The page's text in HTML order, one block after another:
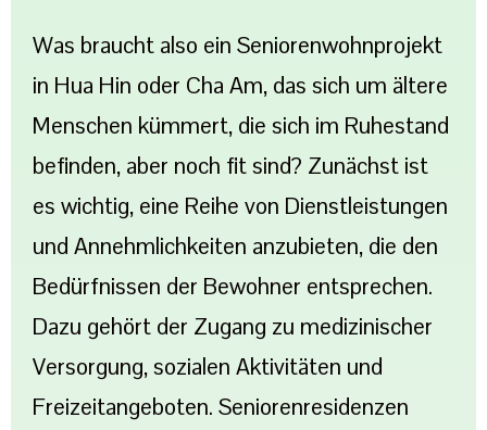
Was braucht also ein Seniorenwohnprojekt
in Hua Hin oder Cha Am, das sich um ältere
Menschen kümmert, die sich im Ruhestand
befinden, aber noch fit sind? Zunächst ist
es wichtig, eine Reihe von Dienstleistungen
und Annehmlichkeiten anzubieten, die den
Bedürfnissen der Bewohner entsprechen.
Dazu gehört der Zugang zu medizinischer
Versorgung, sozialen Aktivitäten und
Freizeitangeboten. Seniorenresidenzen